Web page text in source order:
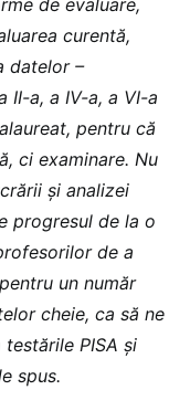
de evaluare,
curentă,
datelor –
II-a, a IV-a, a VI-a
pentru că
ci examinare. Nu
și analizei
progresul de la o
de a
un număr
cheie, ca să ne
PISA și
spus.